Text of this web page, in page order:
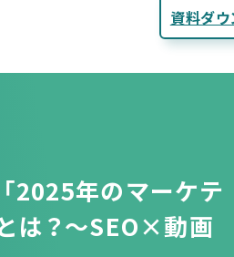
資料ダウ
2025年のマーケテ
は？〜SEO×動画